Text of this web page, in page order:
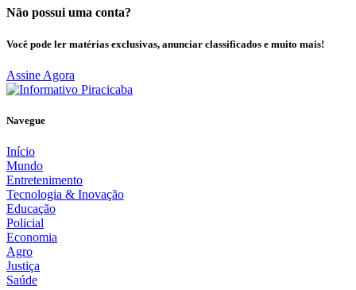
Não possui uma conta?
Você pode ler matérias exclusivas, anunciar classificados e muito mais!
Assine Agora
Navegue
Início
Mundo
Entretenimento
Tecnologia & Inovação
Educação
Policial
Economia
Agro
Justiça
Saúde